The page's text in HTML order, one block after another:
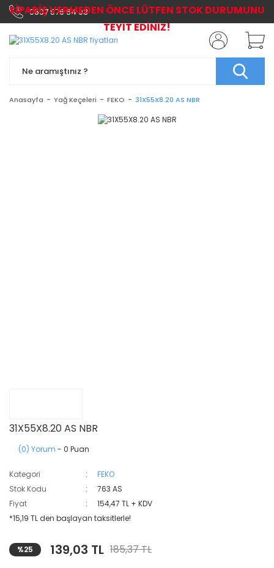
0507 576 64 03
Anasayfa Yağ Keçeleri FEKO 31X55X8.20 AS NBR
31X55X8.20 AS NBR
(0) Yorum - 0 Puan
Kategori
FEKO
Stok Kodu
763 AS
Fiyat
154,47 TL + KDV
*15,19 TL den başlayan taksitlerle!
%25 139,03 TL 185,37 TL
SİPARİŞ VERMEDEN ÖNCE LÜTFEN STOK DURUMUNU
TEYİT EDİNİZ!